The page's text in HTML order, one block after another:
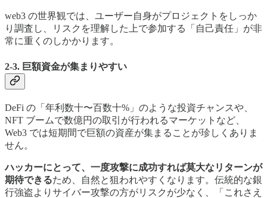
web3 の世界観では、ユーザー自身がプロジェクトをしっか
り調査し、リスクを理解した上で参加する「自己責任」が非
常に重くのしかかります。
2-3. 巨額資金が集まりやすい
DeFi の「年利数十〜百数十%」のような投資チャンスや、
NFT ブームで数億円の取引が行われるマーケットなど、
Web3 では短期間で巨額の資産が集まることが珍しくありま
せん。
ハッカーにとって、一度攻撃に成功すれば莫大なリターンが
期待できるため、自然と狙われやすくなります。伝統的な銀
行強盗よりサイバー攻撃の方がリスクが少なく、「これさえ